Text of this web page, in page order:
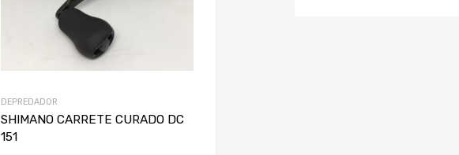
DEPREDADOR
SHIMANO CARRETE CURADO DC
151